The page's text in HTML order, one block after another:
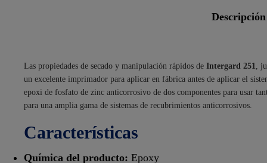
descripción
Las propiedades de secado y manipulación rápidos de Intergard 251,
un excelente imprimador para aplicar en fábrica antes de aplicar el
epoxi de fosfato de zinc anticorrosivo de dos componentes para usar
para una amplia gama de sistemas de recubrimientos anticorrosivos.
Características
Química del producto: Epoxy